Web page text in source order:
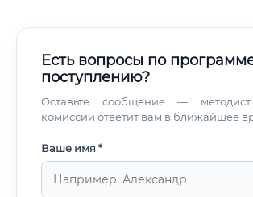
Есть вопросы по
поступлению?
Оставьте сообщение —
комиссии ответит вам в ближайшее
Ваше имя *